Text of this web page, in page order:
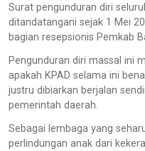
Surat pengunduran diri
ditandatangani sejak 1 Mei
bagian resepsionis Pemkab
Pengunduran diri massal ini
apakah KPAD selama ini
justru dibiarkan berjalan
pemerintah daerah.
Sebagai lembaga yang
perlindungan anak dari